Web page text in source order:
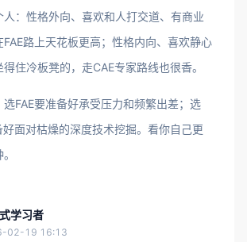
人：性格外向、喜欢和人打交道、有商业
FAE路上天花板更高；性格内向、喜欢静心
住冷板凳的，走CAE专家路线也很香。
选FAE要准备好承受压力和频繁出差；选
好面对枯燥的深度技术挖掘。看你自己更
学习者
02-19 16:13